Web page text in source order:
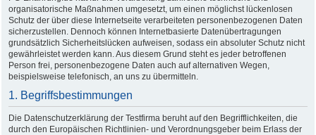
organisatorische Maßnahmen umgesetzt, um einen möglichst lückenlosen
Schutz der über diese Internetseite verarbeiteten personenbezogenen Daten
sicherzustellen. Dennoch können Internetbasierte Datenübertragungen
grundsätzlich Sicherheitslücken aufweisen, sodass ein absoluter Schutz nicht
gewährleistet werden kann. Aus diesem Grund steht es jeder betroffenen
Person frei, personenbezogene Daten auch auf alternativen Wegen,
beispielsweise telefonisch, an uns zu übermitteln.
1. Begriffsbestimmungen
Die Datenschutzerklärung der Testfirma beruht auf den Begrifflichkeiten, die
durch den Europäischen Richtlinien- und Verordnungsgeber beim Erlass der